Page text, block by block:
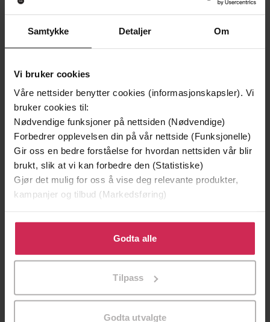
Samtykke Detaljer Om
Vi bruker cookies
Våre nettsider benytter cookies (informasjonskapsler). Vi
bruker cookies til:
Nødvendige funksjoner på nettsiden (Nødvendige)
Forbedrer opplevelsen din på vår nettside (Funksjonelle)
Gir oss en bedre forståelse for hvordan nettsiden vår blir
brukt, slik at vi kan forbedre den (Statistiske)
Gjør det mulig for oss å vise deg relevante produkter,
kampanjer og tilbud (Markedsføring)
Klikk på «Godta alle» for å gi oss ditt samtykke til å
bruke cookies for alle disse formålene. Du kan også
tilpasse ditt samtykke til spesifikke formål ved å klikke
Godta alle
Tilpass
Godta utvalgte
Vinner av Rivertonprisen
199,-
Minnesota
149,-
Forfattere Leïla Slimani(forfatter),Agnete Øye